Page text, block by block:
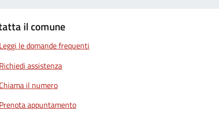
il comune
Leggi le domande frequenti
Richiedi assistenza
Chiama il numero
Prenota appuntamento